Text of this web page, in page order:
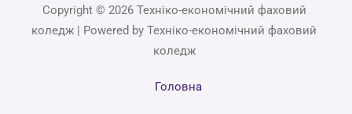
Copyright © 2026 Техніко-економічний фаховий
коледж | Powered by Техніко-економічний фаховий
коледж
Головна